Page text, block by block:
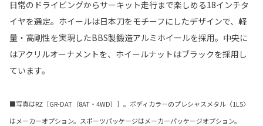
日常のドライビングからサーキット走行まで楽しめる18インチタ
イヤを選定。ホイールは日本刀をモチーフにしたデザインで、軽
量・高剛性を実現したBBS製鍛造アルミホイールを採用。中央に
はアクリルオーナメントを、ホイールナットはブラックを採用し
ています。
■写真はRZ［GR-DAT（8AT・4WD）］。ボディカラーのプレシャスメタル〈1L5〉
はメーカーオプション。スポーツパッケージはメーカーパッケージオプション。